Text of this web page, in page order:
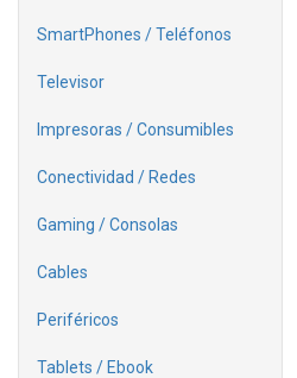
SmartPhones / Teléfonos
Televisor
Impresoras / Consumibles
Conectividad / Redes
Gaming / Consolas
Cables
Periféricos
Tablets / Ebook